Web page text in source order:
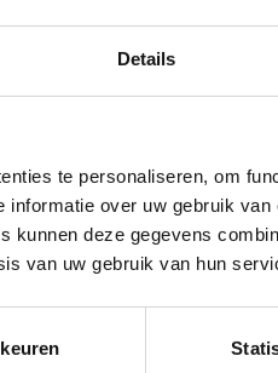
Details
te personaliseren, om
over uw gebruik
kunnen deze gegevens
van uw gebruik van hun
onderzoek zien?
domeinen heen is
vormen een
en werkwijze tussen